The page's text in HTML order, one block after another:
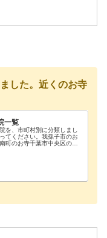
した。近くのお寺
一覧
を、市町村別に分類しまし
てください。我孫子市のお
町のお寺千葉市中央区のお